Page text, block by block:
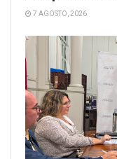
7 AGOSTO, 2026